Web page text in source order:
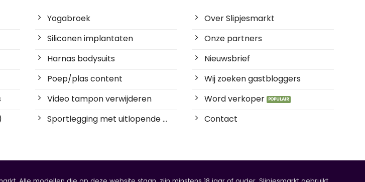
Yogabroek
Siliconen implantaten
Harnas bodysuits
Poep/plas content
Video tampon verwijderen
Sportlegging met uitlopende ...
Over Slipjesmarkt
Onze partners
Nieuwsbrief
Wij zoeken gastbloggers
Word verkoper
Contact